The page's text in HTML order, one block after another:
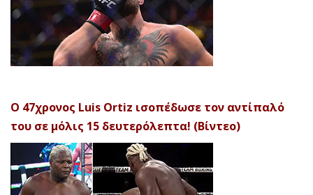
Ο 47χρονος Luis Ortiz ισοπέδωσε τον αντίπαλό
του σε μόλις 15 δευτερόλεπτα! (Βίντεο)